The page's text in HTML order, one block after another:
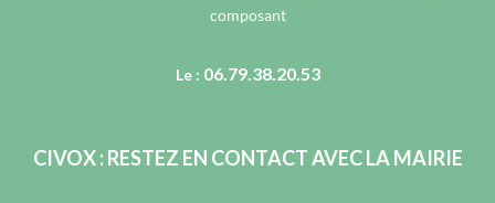
composant
Le : 06.79.38.20.53
CIVOX : RESTEZ EN CONTACT AVEC LA MAIRIE